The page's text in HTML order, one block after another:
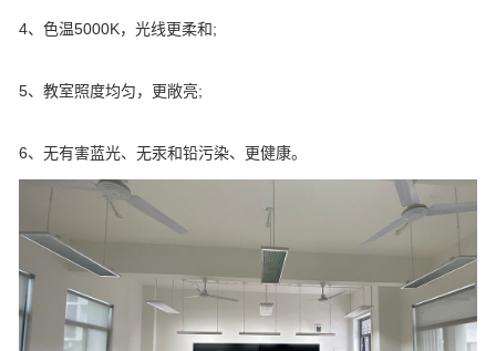
4、色温5000K，光线更柔和;
5、教室照度均匀，更敞亮;
6、无有害蓝光、无汞和铅污染、更健康。